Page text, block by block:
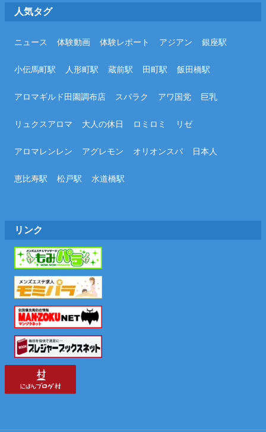
人気タグ
ニュース 体験動画 体験レポート アジアン 銀座駅
小伝馬町駅 人形町駅 蔵前駅 田町駅 飯田橋駅
アロマギルド田園調布店 スパラク アワ国党 巨乳
リュクスアロマ 大人の休日 ロミロミ リゼ
アロマレンレン アグレモン オリオンスパ 日本人
恵比寿駅 松戸駅 水道橋駅
リンク